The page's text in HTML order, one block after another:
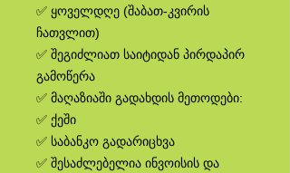
✅ ყოველდღე (შაბათ-კვირის
ჩათვლით)
✅ შეგიძლიათ საიტიდან პირდაპირ
გამოწერა
✅ მაღაზიაში გადახდის მეთოდები:
✅ ქეში
✅ საბანკო გადარიცხვა
✅ შესაძლებელია ინვოისის და